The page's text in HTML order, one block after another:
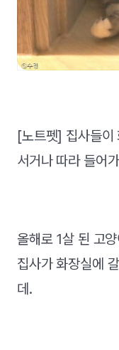
[노트펫] 집사들이
서거나 따라 들어
올해로 1살 된 고
집사가 화장실에
데.